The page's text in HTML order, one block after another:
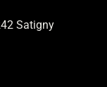
Satigny